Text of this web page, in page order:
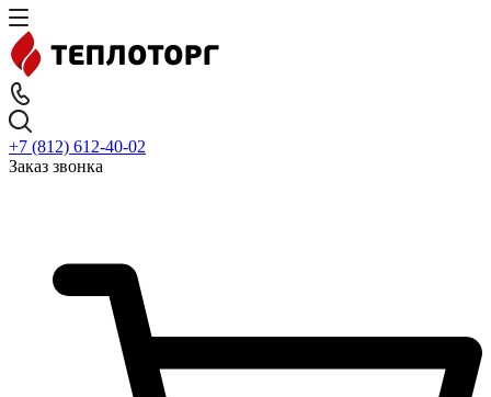
+7 (812) 612-40-02
Заказ звонка